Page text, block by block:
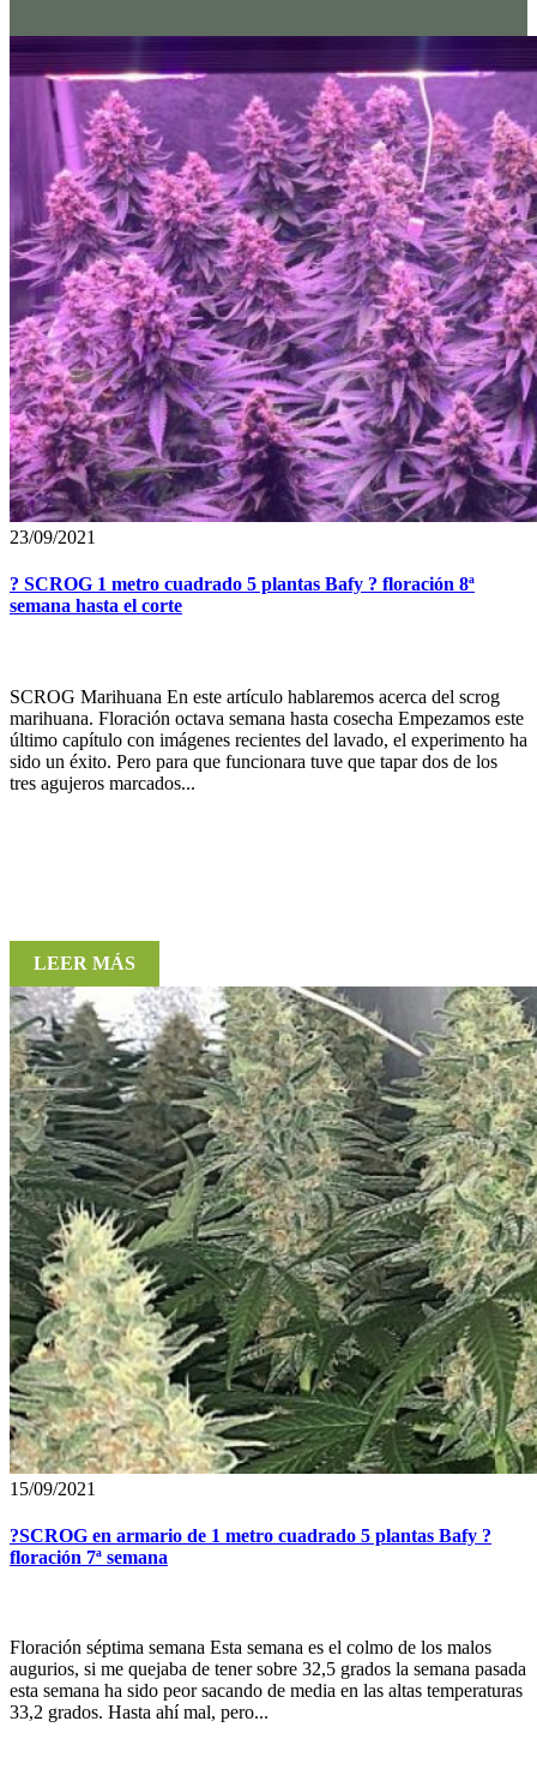
23/09/2021
? SCROG 1 metro cuadrado 5 plantas Bafy ? floración 8ª
semana hasta el corte
SCROG Marihuana En este artículo hablaremos acerca del scrog
marihuana. Floración octava semana hasta cosecha Empezamos este
último capítulo con imágenes recientes del lavado, el experimento ha
sido un éxito. Pero para que funcionara tuve que tapar dos de los
tres agujeros marcados...
LEER MÁS
15/09/2021
?SCROG en armario de 1 metro cuadrado 5 plantas Bafy ?
floración 7ª semana
Floración séptima semana Esta semana es el colmo de los malos
augurios, si me quejaba de tener sobre 32,5 grados la semana pasada
esta semana ha sido peor sacando de media en las altas temperaturas
33,2 grados. Hasta ahí mal, pero...